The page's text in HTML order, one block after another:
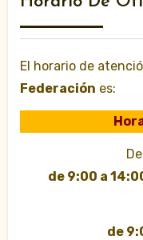
El horario de
Federación es:
de 9:00 a
de